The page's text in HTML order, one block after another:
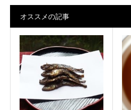
オススメの記事